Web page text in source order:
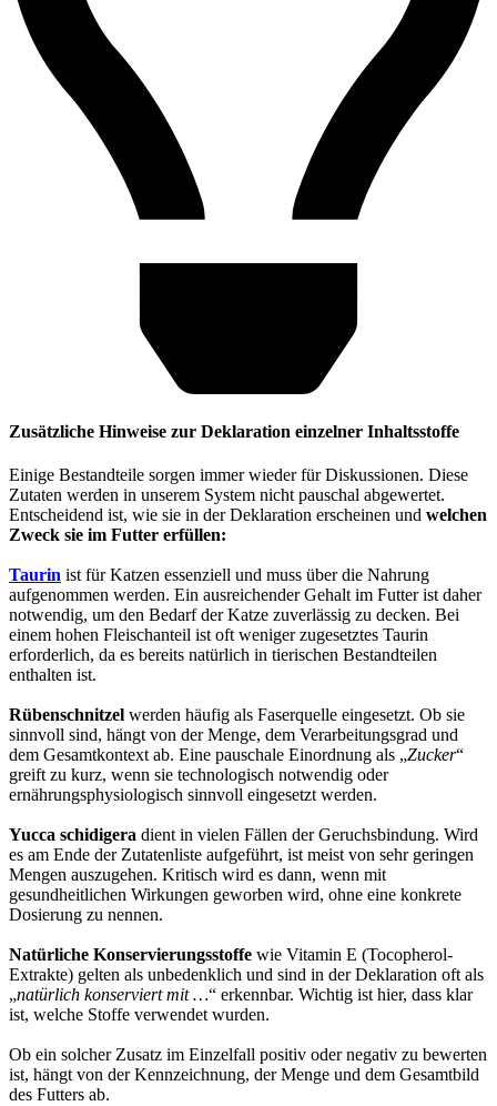
Zusätzliche Hinweise zur Deklaration einzelner Inhaltsstoffe
Einige Bestandteile sorgen immer wieder für Diskussionen. Diese
Zutaten werden in unserem System nicht pauschal abgewertet.
Entscheidend ist, wie sie in der Deklaration erscheinen und welchen
Zweck sie im Futter erfüllen:
Taurin ist für Katzen essenziell und muss über die Nahrung
aufgenommen werden. Ein ausreichender Gehalt im Futter ist daher
notwendig, um den Bedarf der Katze zuverlässig zu decken. Bei
einem hohen Fleischanteil ist oft weniger zugesetztes Taurin
erforderlich, da es bereits natürlich in tierischen Bestandteilen
enthalten ist.
Rübenschnitzel werden häufig als Faserquelle eingesetzt. Ob sie
sinnvoll sind, hängt von der Menge, dem Verarbeitungsgrad und
dem Gesamtkontext ab. Eine pauschale Einordnung als „Zucker“
greift zu kurz, wenn sie technologisch notwendig oder
ernährungsphysiologisch sinnvoll eingesetzt werden.
Yucca schidigera dient in vielen Fällen der Geruchsbindung. Wird
es am Ende der Zutatenliste aufgeführt, ist meist von sehr geringen
Mengen auszugehen. Kritisch wird es dann, wenn mit
gesundheitlichen Wirkungen geworben wird, ohne eine konkrete
Dosierung zu nennen.
Natürliche Konservierungsstoffe wie Vitamin E (Tocopherol-
Extrakte) gelten als unbedenklich und sind in der Deklaration oft als
„natürlich konserviert mit …“ erkennbar. Wichtig ist hier, dass klar
ist, welche Stoffe verwendet wurden.
Ob ein solcher Zusatz im Einzelfall positiv oder negativ zu bewerten
ist, hängt von der Kennzeichnung, der Menge und dem Gesamtbild
des Futters ab.